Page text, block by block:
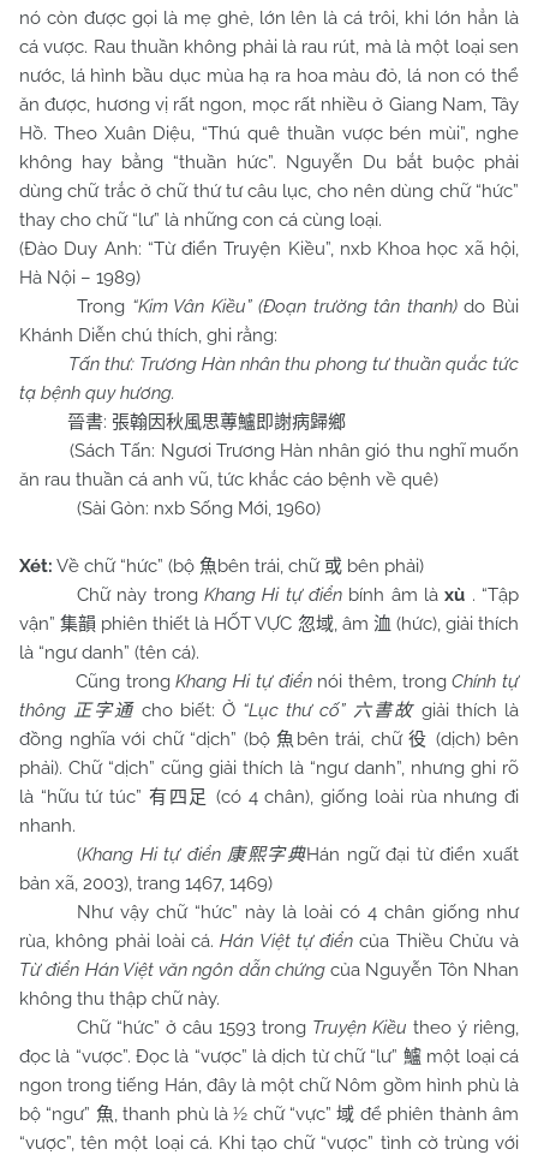
nó còn được gọi là mẹ ghẻ, lớn lên là cá trôi, khi lớn hẳn là
cá vược. Rau thuần không phải là rau rút, mà là một loại sen
nước, lá hình bầu dục mùa hạ ra hoa màu đỏ, lá non có thể
ăn được, hương vị rất ngon, mọc rất nhiều ở Giang Nam, Tây
Hồ. Theo Xuân Diệu, “Thú quê thuần vược bén mùi”, nghe
không hay bằng “thuần hức”. Nguyễn Du bắt buộc phải
dùng chữ trắc ở chữ thứ tư câu lục, cho nên dùng chữ “hức”
thay cho chữ “lư” là những con cá cùng loại.
(Đào Duy Anh: “Từ điển Truyện Kiều”, nxb Khoa học xã hội,
Hà Nội – 1989)
Trong “Kim Vân Kiều” (Đoạn trường tân thanh)do Bùi
Khánh Diễn chú thích, ghi rằng:
Tấn thư: Trương Hàn nhân thu phong tư thuần quắc tức
tạ bệnh quy hương.
晉書: 張翰因秋風思蓴鱸即謝病歸鄉
(Sách Tấn: Ngươi Trương Hàn nhân gió thu nghĩ muốn
ăn rau thuần cá anh vũ, tức khắc cáo bệnh về quê)
(Sài Gòn: nxb Sống Mới, 1960)
Xét: Về chữ “hức” (bộ 魚bên trái, chữ 或 bên phải)
Chữ này trong Khang Hi tự điển bính âm làxù . “Tập
vận”集韻 phiên thiết là HỐT VỰC 忽域, âm 洫 (hức), giải thích
là “ngư danh” (tên cá).
Cũng trongKhang Hi tự điểnnói thêm, trongChính tự
thông 正字通 cho biết: Ở “Lục thư cố” 六書故 giải thích là
đồng nghĩa với chữ “dịch” (bộ 魚 bên trái, chữ役 (dịch) bên
phải). Chữ “dịch” cũng giải thích là “ngư danh”, nhưng ghi rõ
là “hữu tứ túc” 有四足 (có 4 chân), giống loài rùa nhưng đi
nhanh.
(Khang Hi tự điển 康熙字典Hán ngữ đại từ điển xuất
bản xã, 2003), trang 1467, 1469)
Như vậy chữ “hức” này là loài có 4 chân giống như
rùa, không phải loài cá.Hán Việt tự điển của Thiều Chửu và
Từ điển Hán Việt văn ngôn dẫn chứngcủa Nguyễn Tôn Nhan
không thu thập chữ này.
Chữ “hức” ở câu 1593 trong Truyện Kiều theo ý riêng,
đọc là “vược”. Đọc là “vược” là dịch từ chữ “lư” 鱸 một loại cá
ngon trong tiếng Hán, đây là một chữ Nôm gồm hình phù là
bộ “ngư” 魚, thanh phù là ½ chữ “vực”域 để phiên thành âm
“vược”, tên một loại cá. Khi tạo chữ “vược” tình cờ trùng với